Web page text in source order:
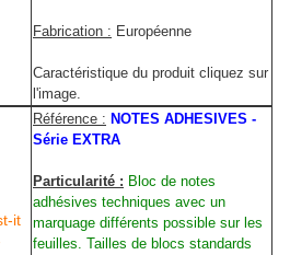
Fabrication : Européenne
Caractéristique du produit cliquez sur
l'image.
Référence : NOTES ADHESIVES -
Série EXTRA
Particularité : Bloc de notes
adhésives techniques avec un
marquage différents possible sur les
feuilles. Tailles de blocs standards